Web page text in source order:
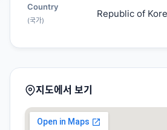
Country
(국가)
Republic of
지도에서 보기